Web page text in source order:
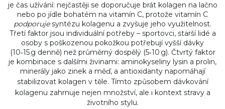
je čas užívání: nejčastěji se doporučuje brát kolagen na lačno
nebo po jídle bohatém na vitamín C, protože vitamín C
podporujesyntézu kolagenu a zvyšuje jeho využitelnost.
Třetí faktor jsou individuální potřeby – sportovci, starší lidé a
osoby s poškozenou pokožkou potřebují vyšší dávky
(10‑15 g denně) než průměrný dospělý (5‑10 g). Čtvrtý faktor
je kombinace s dalšími živinami: aminokyseliny lysin a prolin,
minerály jako zinek a měď, a antioxidanty napomáhají
stabilizovat kolagen v těle. Tímto způsobem dávkování
kolagenu zahrnuje nejen množství, ale i kontext stravy a
životního stylu.